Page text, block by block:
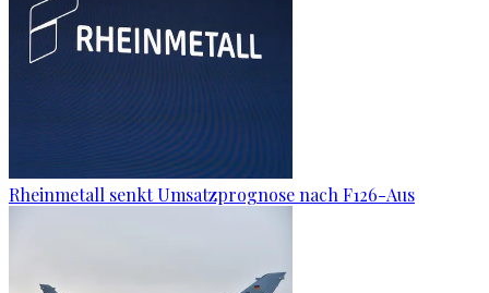
Rheinmetall senkt Umsatzprognose nach F126-Aus